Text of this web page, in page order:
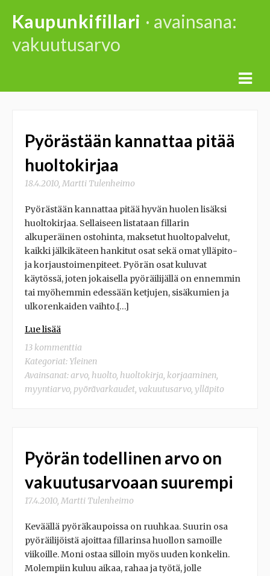
content
Kaupunkifillari · avainsana:
vakuutusarvo
Pyörästään kannattaa pitää
huoltokirjaa
18.4.2010, Martti Tulenheimo
Pyörästään kannattaa pitää hyvän huolen lisäksi
huoltokirjaa. Sellaiseen listataan fillarin
alkuperäinen ostohinta, maksetut huoltopalvelut,
kaikki jälkikäteen hankitut osat sekä omat ylläpito-
ja korjaustoimenpiteet. Pyörän osat kuluvat
käytössä, joten jokaisella pyöräilijällä on ennemmin
tai myöhemmin edessään ketjujen, sisäkumien ja
ulkorenkaiden vaihto.[…]
Lue lisää
13 kommenttia
Kategoriat: Yleinen
Avainsanat:arvo, huolto, huoltokirja, korjaaminen,
myyntiarvo, pyörävarkaudet, vakuutusarvo, ylläpito
Pyörän todellinen arvo on
vakuutusarvoaan suurempi
17.4.2010, Martti Tulenheimo
Keväällä pyöräkaupoissa on ruuhkaa. Suurin osa
pyöräilijöistä ajoittaa fillarinsa huollon samoille
viikoille. Moni ostaa silloin myös uuden konkelin.
Molempiin kuluu aikaa, rahaa ja työtä, jolle